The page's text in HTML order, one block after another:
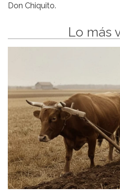
Don Chiquito.
Lo más